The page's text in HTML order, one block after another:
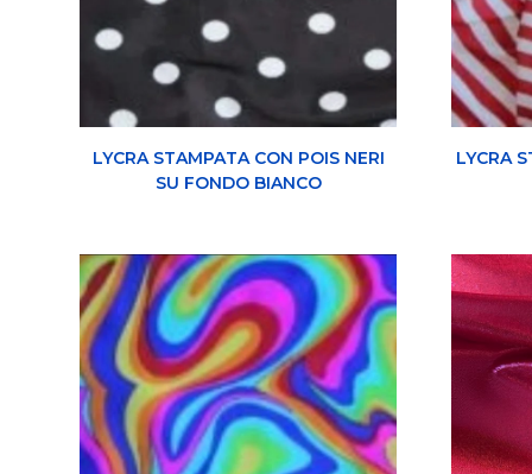
LYCRA STAMPATA CON POIS NERI
SU FONDO BIANCO
LYCRA